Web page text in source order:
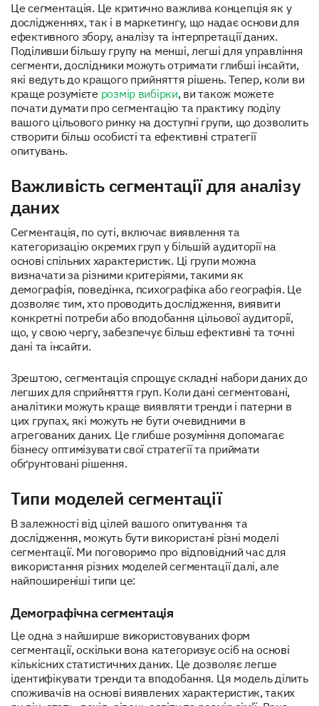
Це сегментація. Це критично важлива концепція як у
дослідженнях, так і в маркетингу, що надає основи для
ефективного збору, аналізу та інтерпретації даних.
Поділивши більшу групу на менші, легші для управління
сегменти, дослідники можуть отримати глибші інсайти,
які ведуть до кращого прийняття рішень. Тепер, коли ви
краще розумієте розмір вибірки, ви також можете
почати думати про сегментацію та практику поділу
вашого цільового ринку на доступні групи, що дозволить
створити більш особисті та ефективні стратегії
опитувань.
Важливість сегментації для аналізу
даних
Сегментація, по суті, включає виявлення та
категоризацію окремих груп у більшій аудиторії на
основі спільних характеристик. Ці групи можна
визначати за різними критеріями, такими як
демографія, поведінка, психографіка або географія. Це
дозволяє тим, хто проводить дослідження, виявити
конкретні потреби або вподобання цільової аудиторії,
що, у свою чергу, забезпечує більш ефективні та точні
дані та інсайти.
Зрештою, сегментація спрощує складні набори даних до
легших для сприйняття груп. Коли дані сегментовані,
аналітики можуть краще виявляти тренди і патерни в
цих групах, які можуть не бути очевидними в
агрегованих даних. Це глибше розуміння допомагає
бізнесу оптимізувати свої стратегії та приймати
обґрунтовані рішення.
Типи моделей сегментації
В залежності від цілей вашого опитування та
дослідження, можуть бути використані різні моделі
сегментації. Ми поговоримо про відповідний час для
використання різних моделей сегментації далі, але
найпоширеніші типи це:
Демографічна сегментація
Це одна з найширше використовуваних форм
сегментації, оскільки вона категоризує осіб на основі
кількісних статистичних даних. Це дозволяє легше
ідентифікувати тренди та вподобання. Ця модель ділить
споживачів на основі виявлених характеристик, таких